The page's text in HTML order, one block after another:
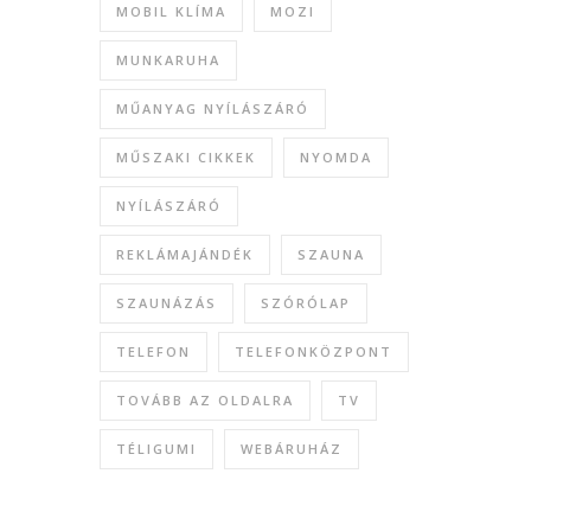
MOBIL KLÍMA MOZI
MUNKARUHA
MŰANYAG NYÍLÁSZÁRÓ
MŰSZAKI CIKKEK NYOMDA
NYÍLÁSZÁRÓ
REKLÁMAJÁNDÉK SZAUNA
SZAUNÁZÁS SZÓRÓLAP
TELEFON TELEFONKÖZPONT
TOVÁBB AZ OLDALRA TV
TÉLIGUMI WEBÁRUHÁZ